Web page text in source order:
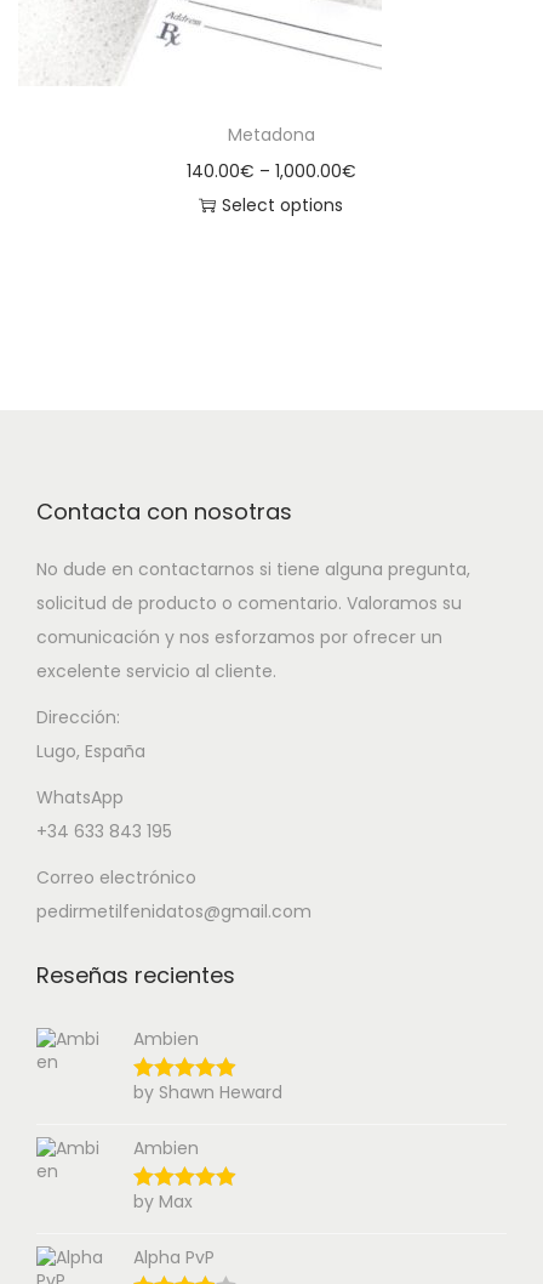
Metadona
140.00€ – 1,000.00€
Select options
Contacta con nosotras
No dude en contactarnos si tiene alguna pregunta,
solicitud de producto o comentario. Valoramos su
comunicación y nos esforzamos por ofrecer un
excelente servicio al cliente.
Dirección:
Lugo, España
WhatsApp
+34 633 843 195
Correo electrónico
pedirmetilfenidatos@gmail.com
Reseñas recientes
Ambien
by Shawn Heward
Ambien
by Max
Alpha PvP